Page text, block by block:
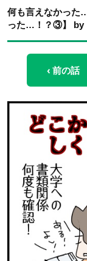
何も言えなかった
った…！？③】 by
‹ 前の話